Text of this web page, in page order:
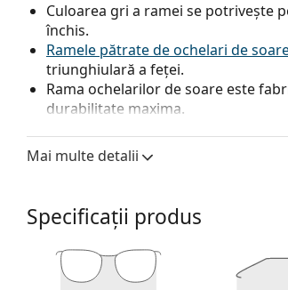
Culoarea gri a ramei se potrivește
închis.
Ramele pătrate de ochelari de
triunghiulară a feței.
Rama ochelarilor de soare este
durabilitate maxima.
Lentile ochelari de soare
Lentilele gri reduc intensitatea
nuanța cea mai deschisă. Cea
directe, iar cea mai deschisă din
lentilelor asigură o mai bună
permite o vedere mai clară în
superioară.
Mai multe detalii
Specificații produs